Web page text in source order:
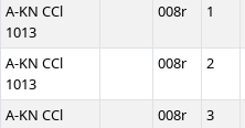
A-KN CCl
1013
008r 1
A-KN CCl
1013
008r 2
A-KN CCl
008r 3